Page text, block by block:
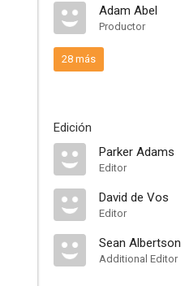
Adam Abel
Productor
28 más
Edición
Parker Adams
Editor
David de Vos
Editor
Sean Albertson
Additional Editor